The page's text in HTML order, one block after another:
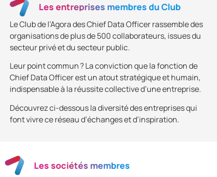
Les entreprises membres du Club
Le Club de l’Agora des Chief Data Officer rassemble des
organisations de plus de 500 collaborateurs, issues du
secteur privé et du secteur public.
Leur point commun ? La conviction que la fonction de
Chief Data Officer est un atout stratégique et humain,
indispensable à la réussite collective d’une entreprise.
Découvrez ci-dessous la diversité des entreprises qui
font vivre ce réseau d’échanges et d’inspiration.
Les sociétés membres